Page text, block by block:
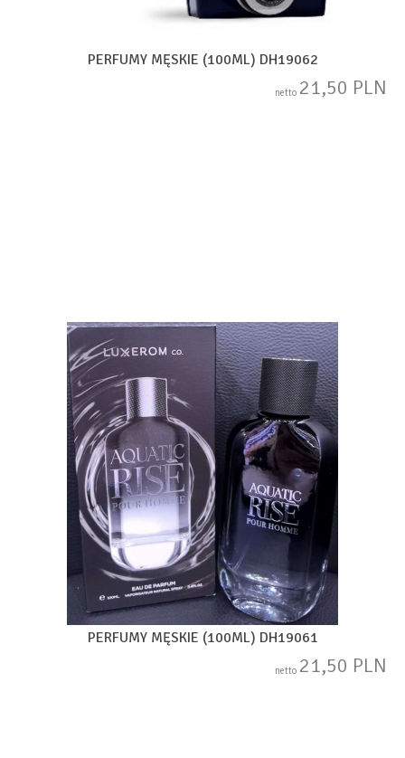
PERFUMY MĘSKIE (100ML) DH19062
netto 21,50 PLN
PERFUMY MĘSKIE (100ML) DH19061
netto 21,50 PLN